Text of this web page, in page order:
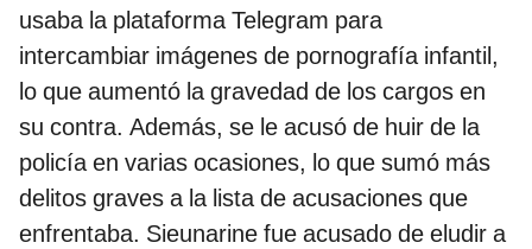
usaba la plataforma Telegram para
intercambiar imágenes de pornografía infantil,
lo que aumentó la gravedad de los cargos en
su contra. Además, se le acusó de huir de la
policía en varias ocasiones, lo que sumó más
delitos graves a la lista de acusaciones que
enfrentaba. Sieunarine fue acusado de eludir a